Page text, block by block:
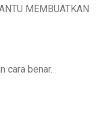
MEMBUATKAN
cara benar.